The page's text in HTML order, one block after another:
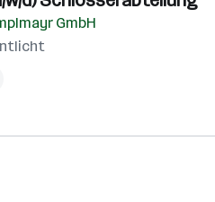
GmbH